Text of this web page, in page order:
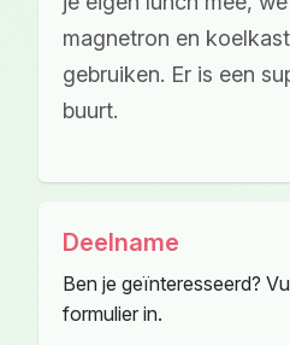
magnetron en
gebruiken. Er is een
buurt.
Deelname
Ben je geïnteresseerd?
formulier in.